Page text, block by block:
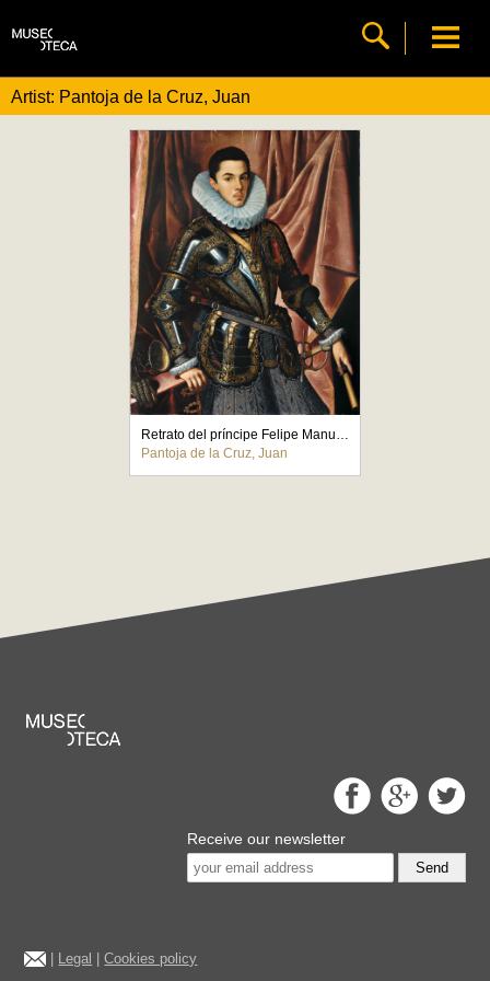
Artist: Pantoja de la Cruz, Juan
Retrato del príncipe Felipe Manuel de Saboya
Pantoja de la Cruz, Juan
Receive our newsletter
Send
Legal |Cookies policy